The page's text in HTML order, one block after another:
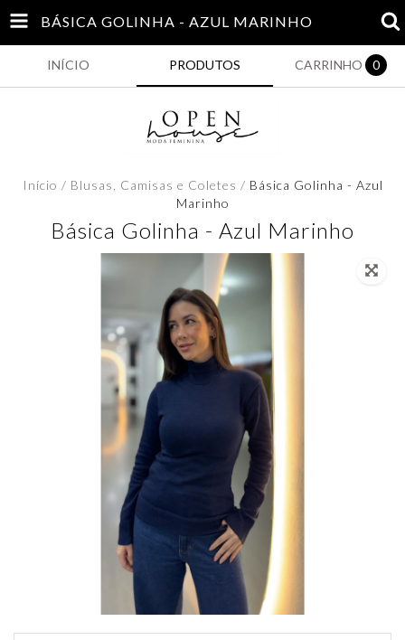
BÁSICA GOLINHA - AZUL MARINHO
INÍCIO PRODUTOS CARRINHO 0
Início / Blusas, Camisas e Coletes / Básica Golinha - Azul
Marinho
Básica Golinha - Azul Marinho